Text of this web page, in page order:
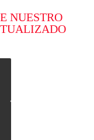
NUESTRO